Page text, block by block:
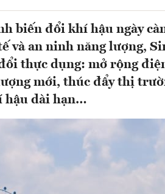
biến đổi khí hậu ngày
và an ninh năng lượng,
thực dụng: mở rộng
mới, thúc đẩy thị
hậu dài hạn…